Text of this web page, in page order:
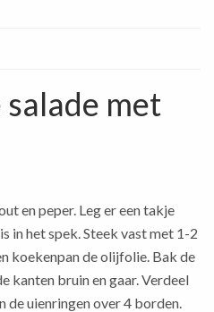
met
en peper. Leg er een takje
in het spek. Steek vast met 1-2
koekenpan de olijfolie. Bak de
kanten bruin en gaar. Verdeel
de uienringen over 4 borden.